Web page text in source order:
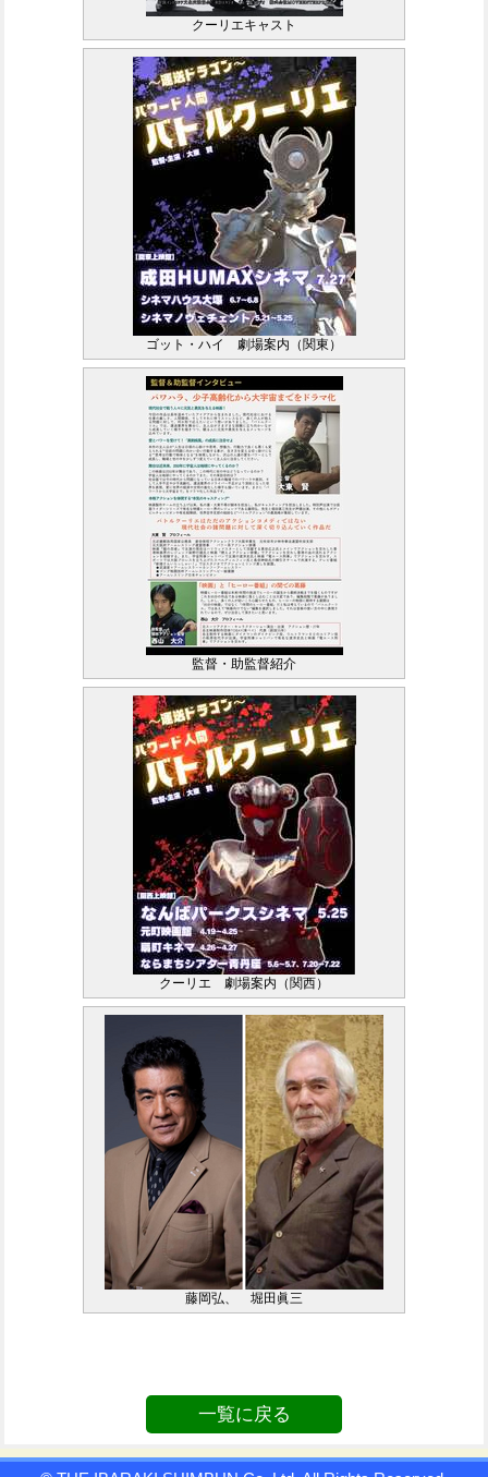
クーリエキャスト
ゴット・ハイ 劇場案内（関東）
監督・助監督紹介
クーリエ 劇場案内（関西）
藤岡弘、 堀田眞三
一覧に戻る